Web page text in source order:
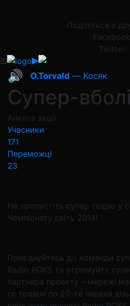
Поділіться з
Facebook
Twitter
🔊 O.Torvald — Косяк
Супер-
Анкета акції
Учасники
171
Переможці
23
Не пропустіть супер-подію у
Чемпіонату світу 2014!
Приєднуйтесь до команди
Radio ROKS та отримуйте
партнера проекту – мережі
го травня по 20-те червня